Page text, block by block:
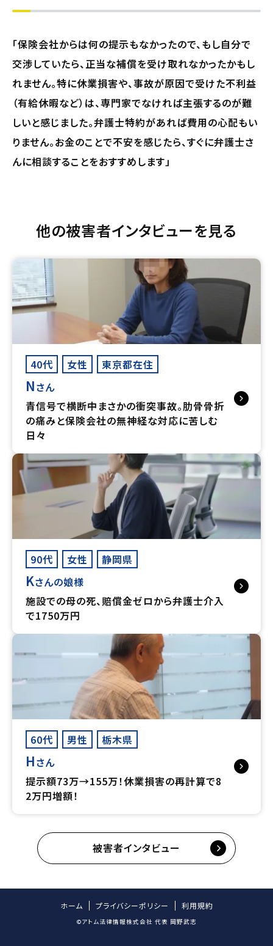
「保険会社からは何の提示もなかったので、もし自分で
交渉していたら、正当な補償を受け取れなかったかもし
れません。特に休業損害や、事故が原因で受けた不利益
（有給休暇など）は、専門家でなければ主張するのが難
しいと感じました。弁護士特約があれば費用の心配もい
りません。お金のことで不安を感じたら、すぐに弁護士さ
んに相談することをおすすめします」
他の被害者インタビューを見る
40代 女性 東京都在住
Nさん
青信号で横断中まさかの衝突事故。肋骨骨折
の痛みと保険会社の無神経な対応に苦しむ
日々
90代 女性 静岡県
Kさんの娘様
施設での母の死、賠償金ゼロから弁護士介入
で1750万円
60代 男性 栃木県
Hさん
提示額73万→155万！休業損害の再計算で8
2万円増額！
被害者インタビュー
ホーム プライバシーポリシー 利用規約
©アトム法律情報株式会社 代表 岡野武志